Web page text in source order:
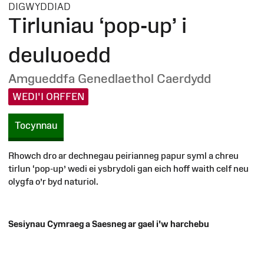
DIGWYDDIAD
Tirluniau ‘pop-up’ i
deuluoedd
Amgueddfa Genedlaethol Caerdydd
WEDI'I ORFFEN
Tocynnau
Rhowch dro ar dechnegau peirianneg papur syml a chreu
tirlun ‘pop-up’ wedi ei ysbrydoli gan eich hoff waith celf neu
olygfa o’r byd naturiol.
Sesiynau Cymraeg a Saesneg ar gael i'w harchebu